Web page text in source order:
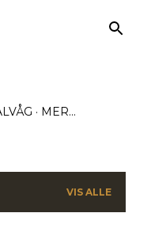
MER…
VIS ALLE